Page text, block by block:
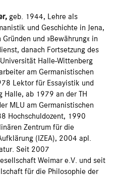
geb. 1944, Lehre als
und Geschichte in Jena,
und »Bewährung« in
danach Fortsetzung des
Halle-Wittenberg
am Germanistischen
Lektor für Essayistik und
Halle, ab 1979 an der TH
MLU am Germanistischen
Hochschuldozent, 1990
Zentrum für die
(IZEA), 2004 apl.
Seit 2007
Weimar e.V. und seit
für die Philosophie der